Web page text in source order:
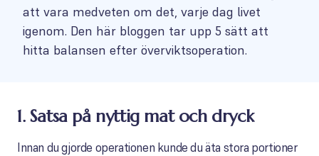
att vara medveten om det, varje dag livet
igenom. Den här bloggen tar upp 5 sätt att
hitta balansen efter överviktsoperation.
1. Satsa på nyttig mat och dryck
Innan du gjorde operationen kunde du äta stora portioner